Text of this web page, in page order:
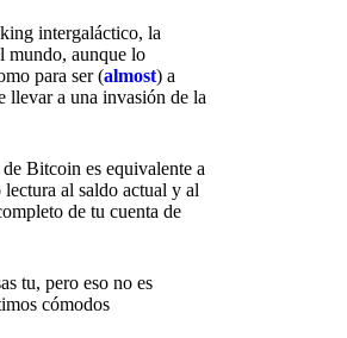
intergaláctico, la
mundo, aunque lo
para ser (almost) a
llevar a una invasión de la
Bitcoin es equivalente a
lectura al saldo actual y al
de tu cuenta de
tu, pero eso no es
cómodos